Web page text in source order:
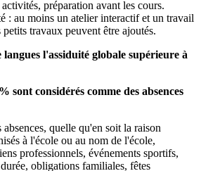
préparation avant les cours.
: au moins un atelier interactif et un travail
travaux peuvent être ajoutés.
langues l'assiduité globale supérieure à
sont considérés comme des absences
absences, quelle qu'en soit la raison
à l'école ou au nom de l'école,
professionnels, événements sportifs,
obligations familiales, fêtes